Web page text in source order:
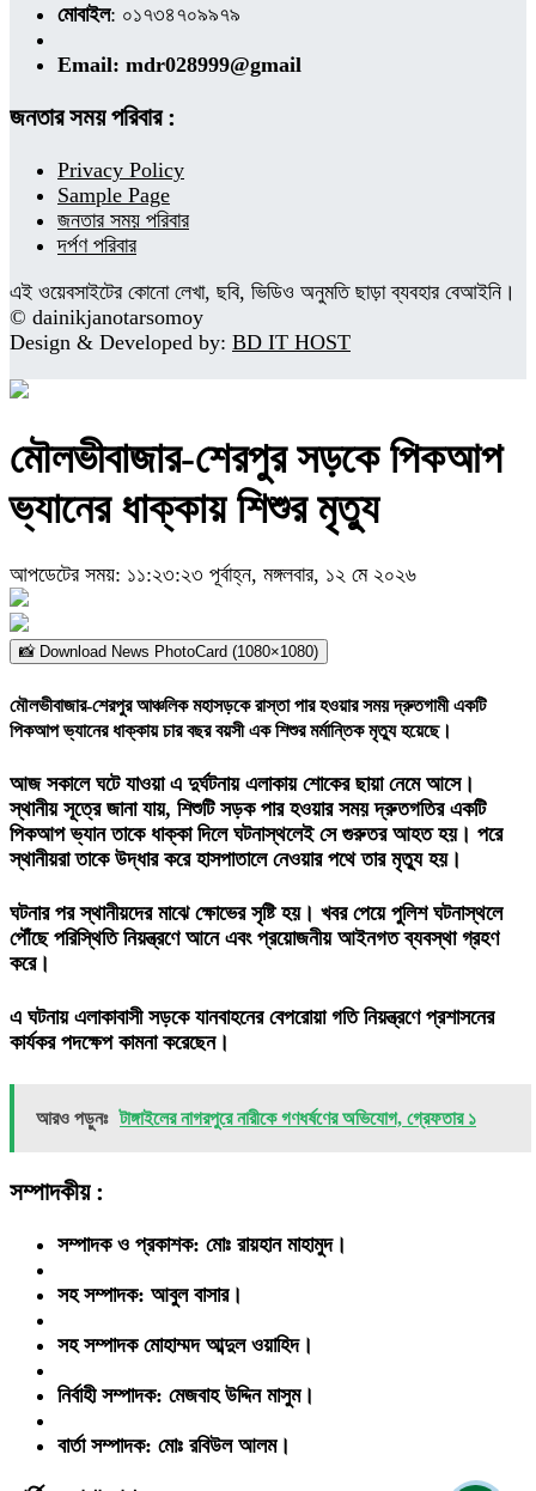
মোবাইল: ০১৭৩৪৭০৯৯৭৯
Email: mdr028999@gmail
জনতার সময় পরিবার :
Privacy Policy
Sample Page
জনতার সময় পরিবার
দর্পণ পরিবার
এই ওয়েবসাইটের কোনো লেখা, ছবি, ভিডিও অনুমতি ছাড়া ব্যবহার বেআইনি।
© dainikjanotarsomoy
Design & Developed by: BD IT HOST
মৌলভীবাজার-শেরপুর সড়কে পিকআপ
ভ্যানের ধাক্কায় শিশুর মৃত্যু
আপডেটের সময়: ১১:২৩:২৩ পূর্বাহ্ন, মঙ্গলবার, ১২ মে ২০২৬
📸 Download News PhotoCard (1080×1080)
মৌলভীবাজার-শেরপুর আঞ্চলিক মহাসড়কে রাস্তা পার হওয়ার সময় দ্রুতগামী একটি
পিকআপ ভ্যানের ধাক্কায় চার বছর বয়সী এক শিশুর মর্মান্তিক মৃত্যু হয়েছে।
আজ সকালে ঘটে যাওয়া এ দুর্ঘটনায় এলাকায় শোকের ছায়া নেমে আসে।
স্থানীয় সূত্রে জানা যায়, শিশুটি সড়ক পার হওয়ার সময় দ্রুতগতির একটি
পিকআপ ভ্যান তাকে ধাক্কা দিলে ঘটনাস্থলেই সে গুরুতর আহত হয়। পরে
স্থানীয়রা তাকে উদ্ধার করে হাসপাতালে নেওয়ার পথে তার মৃত্যু হয়।
ঘটনার পর স্থানীয়দের মাঝে ক্ষোভের সৃষ্টি হয়। খবর পেয়ে পুলিশ ঘটনাস্থলে
পৌঁছে পরিস্থিতি নিয়ন্ত্রণে আনে এবং প্রয়োজনীয় আইনগত ব্যবস্থা গ্রহণ
করে।
এ ঘটনায় এলাকাবাসী সড়কে যানবাহনের বেপরোয়া গতি নিয়ন্ত্রণে প্রশাসনের
কার্যকর পদক্ষেপ কামনা করেছেন।
আরও পড়ুনঃ টাঙ্গাইলের নাগরপুরে নারীকে গণধর্ষণের অভিযোগ, গ্রেফতার ১
সম্পাদকীয় :
সম্পাদক ও প্রকাশক: মোঃ রায়হান মাহামুদ।
সহ সম্পাদক: আবুল বাসার।
সহ সম্পাদক মোহাম্মদ আব্দুল ওয়াহিদ।
নির্বাহী সম্পাদক: মেজবাহ উদ্দিন মাসুম।
বার্তা সম্পাদক: মোঃ রবিউল আলম।